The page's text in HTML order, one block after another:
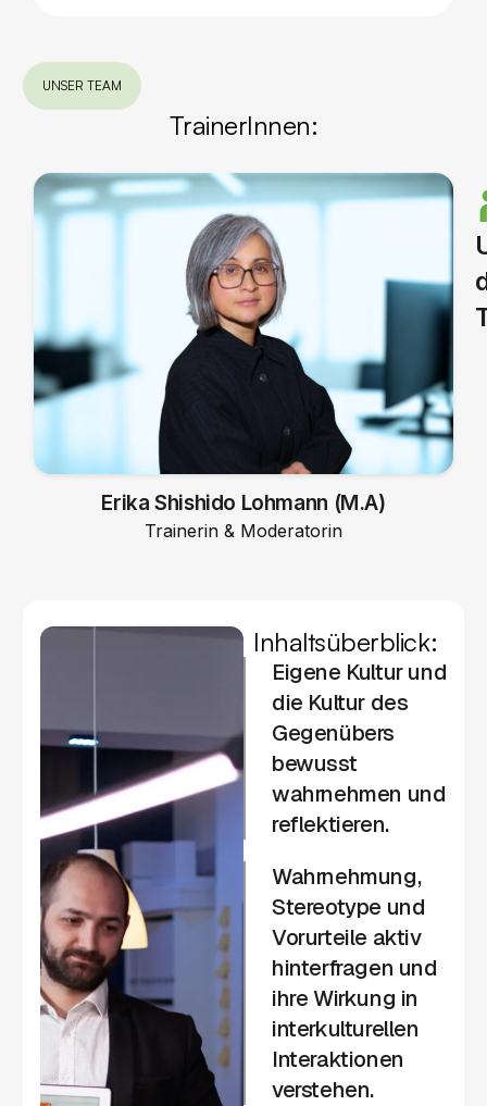
UNSER TEAM
TrainerInnen:
Erika Shishido Lohmann (M.A)
Trainerin & Moderatorin
Inhaltsüberblick:
Eigene Kultur und
die Kultur des
Gegenübers
bewusst
wahrnehmen und
reflektieren.
Wahrnehmung,
Stereotype und
Vorurteile aktiv
hinterfragen und
ihre Wirkung in
interkulturellen
Interaktionen
verstehen.